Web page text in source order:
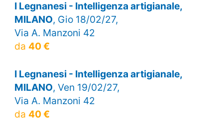
I Legnanesi - Intelligenza artigianale,
MILANO, Gio 18/02/27,
Via A. Manzoni 42
da 40 €
I Legnanesi - Intelligenza artigianale,
MILANO, Ven 19/02/27,
Via A. Manzoni 42
da 40 €